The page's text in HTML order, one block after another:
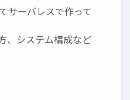
サーバレスで作って
、システム構成など